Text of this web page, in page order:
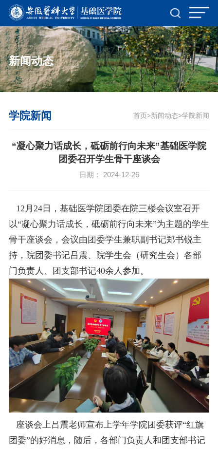
新闻动态
学院新闻 首页>新闻动态>学院新闻
“凝心聚力话成长，砥砺前行向未来”基础医学院
团委召开学生骨干座谈会
日期： 2024-12-26
12月24日，基础医学院团委在院三楼会议室召开
以“凝心聚力话成长，砥砺前行向未来”为主题的学生
骨干座谈会，会议由团委学生兼职副书记郑书锐主
持，院团委书记吕震、院学生会（研究生会）各部
门负责人、团支部书记40余人参加。
座谈会上吕震老师宣布上学年学院团委获评“红旗
团委”的好消息，随后，各部门负责人和团支部书记